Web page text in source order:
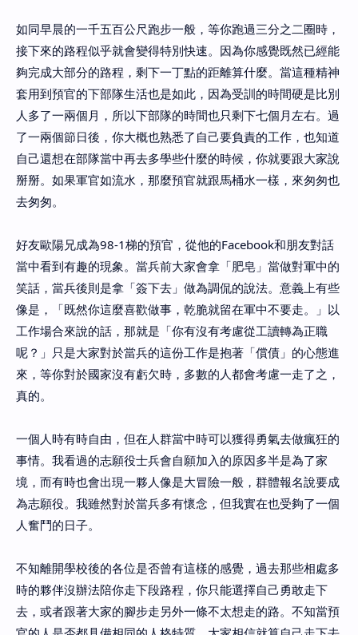
如同早晨的一千五百公尺跑步一般，等你跑過三分之二圈時，
接下來的路程似乎就會變得特別快速。因為你感覺既然已經能
夠完成大部分的路程，剩下一丁點的距離算什麼。當這種精神
套用到預官的下部隊生活也是如此，因為受訓的時間硬是比別
人多了一兩個月，所以下部隊的時間也只剩下七個月左右。過
了一兩個節日後，你大概也熟悉了自己要負責的工作，也知道
自己還想在部隊當中再去多學些什麼的時候，你就要跟大家說
掰掰。如果軍官如流水，那麼預官就跟馬桶水一樣，來匆匆也
去匆匆。
好友歐陽兄成為98-1梯的預官，從他的Facebook和朋友對話
當中看到有趣的現象。當兵前大家會拿「肥皂」當做對軍中的
笑話，當兵後則是拿「簽下去」做為調侃的說法。意義上有些
像是，「既然你這麼喜歡做事，乾脆就留在軍中不要走。」以
工作場合來說的話，那就是「你有沒有考慮從工讀轉為正職
呢？」只是大家對於當兵的這份工作是抱著「償債」的心態進
來，等你對於國家沒有虧欠時，多數的人都會考慮一走了之，
真的。
一個人時有時自由，但在人群當中時可以獲得勇氣去做瘋狂的
事情。我看過的志願役士兵會自願加入的原因多半是為了家
境，而有時也會出現一夥人像是大冒險一般，群體報名說要成
為志願役。我雖然對於當兵多有懷念，但我實在也受夠了一個
人奮鬥的日子。
不知離開學校後的各位是否曾有這樣的感覺，過去那些相處多
時的夥伴沒辦法陪你走下段路程，你只能選擇自己勇敢走下
去，或者跟著大家的腳步走另外一條不太想走的路。不知當預